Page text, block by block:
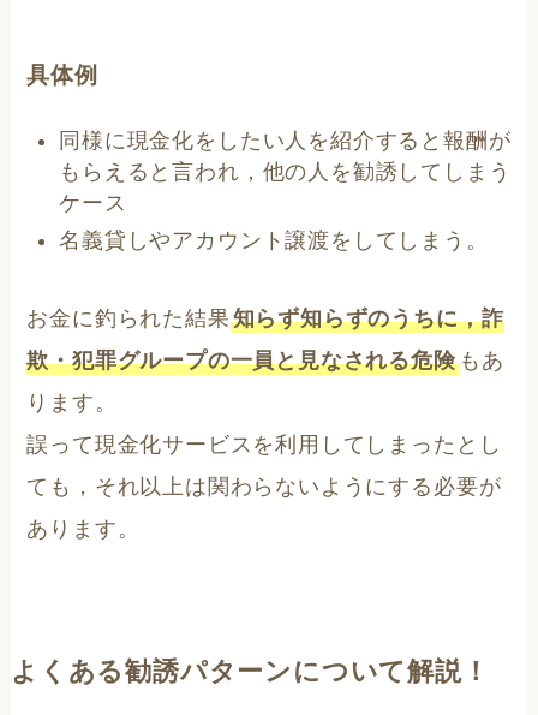
具体例
同様に現金化をしたい人を紹介すると報酬が
もらえると言われ，他の人を勧誘してしまう
ケース
名義貸しやアカウント譲渡をしてしまう。
お金に釣られた結果知らず知らずのうちに，詐
欺・犯罪グループの一員と見なされる危険もあ
ります。
誤って現金化サービスを利用してしまったとし
ても，それ以上は関わらないようにする必要が
あります。
よくある勧誘パターンについて解説！